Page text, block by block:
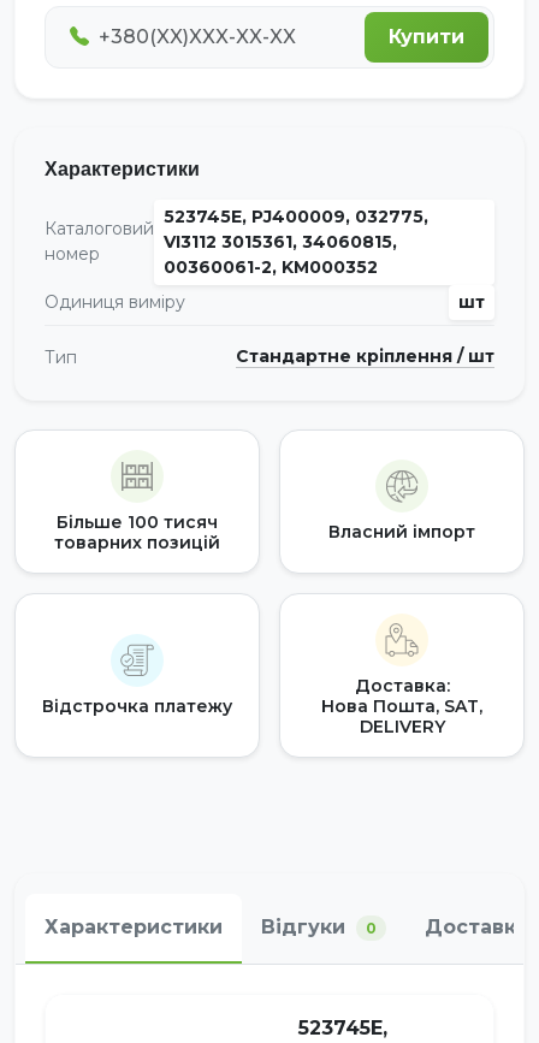
Купити
Характеристики
Каталоговий
номер
523745Е, PJ400009, 032775,
VI3112 3015361, 34060815,
00360061-2, KM000352
Одиниця виміру
шт
Тип Стандартне кріплення / шт
Більше 100 тисяч
товарних позицій
Власний імпорт
Відстрочка платежу
Доставка:
Нова Пошта, SAT,
DELIVERY
Характеристики Відгуки 0 Доставка
523745Е,